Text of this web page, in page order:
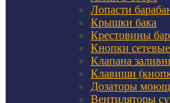
Лопасти
Крышки бака
Крестовины
Кнопки сетевые
Клапана
Клавиши
Дозаторы
Вентиляторы